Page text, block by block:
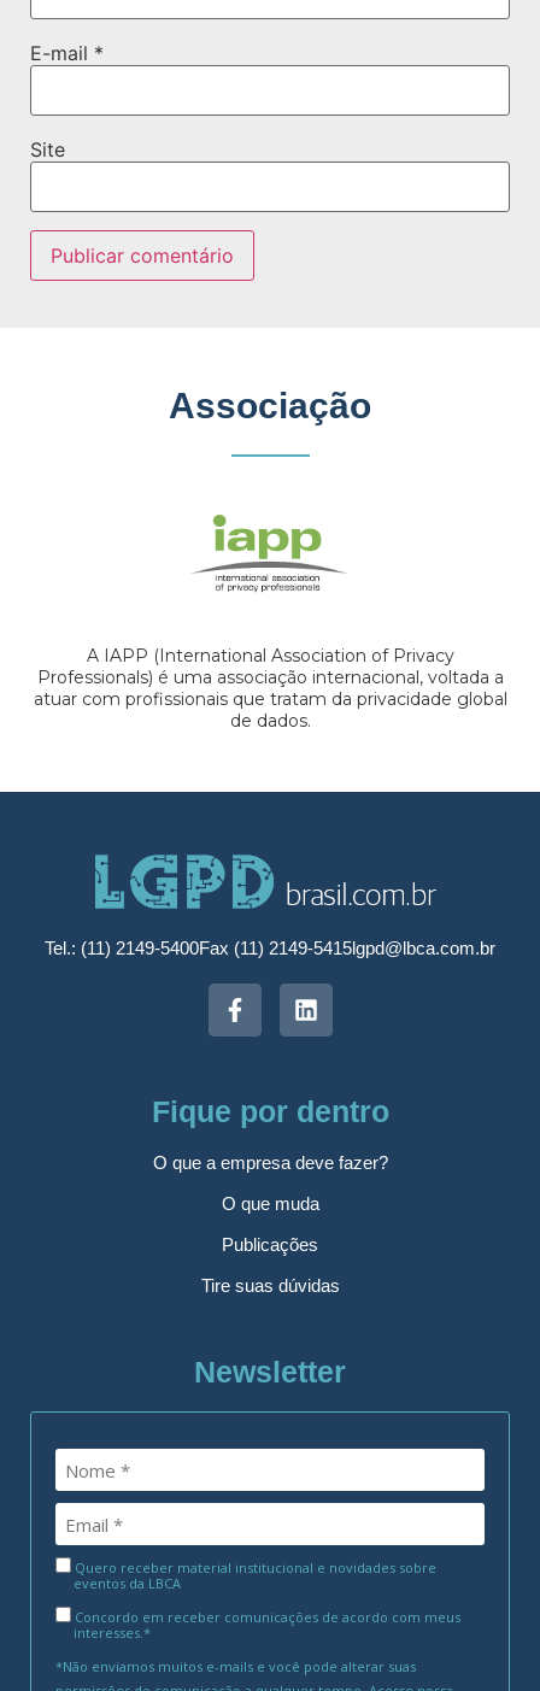
E-mail *
Site
Associação
A IAPP (International Association of Privacy
Professionals) é uma associação internacional, voltada a
atuar com profissionais que tratam da privacidade global
de dados.
Tel.: (11) 2149-5400Fax (11) 2149-5415lgpd@lbca.com.br
Fique por dentro
O que a empresa deve fazer?
O que muda
Publicações
Tire suas dúvidas
Newsletter
Quero receber material institucional e novidades sobre
eventos da LBCA
Concordo em receber comunicações de acordo com meus
interesses.*
*Não enviamos muitos e-mails e você pode alterar suas